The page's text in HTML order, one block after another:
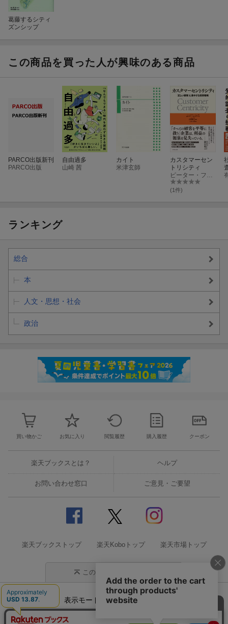
葛藤するシティ
ズンシップ
この商品を買った人が興味のある商品
PARCO出版新刊
PARCO出版
自由過多
山崎 茜
カイト
米津玄師
カスタマーセン
トリシティ
(1件)
ランキング
総合
本
人文・思想・社会
政治
買い物かご お気に入り 閲覧履歴 購入履歴 クーポン
楽天ブックスとは？ ヘルプ
お問い合わせ窓口 ご意見・ご要望
楽天ブックストップ 楽天Koboトップ 楽天市場トップ
このページの先頭に戻る
表示モード モバイル
企業情報 個人情報保護方針